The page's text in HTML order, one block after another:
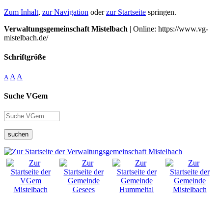
Zum Inhalt, zur Navigation oderzur Startseite springen.
Verwaltungsgemeinschaft Mistelbach | Online: https://www.vg-
mistelbach.de/
Schriftgröße
A A A
Suche VGem
suchen